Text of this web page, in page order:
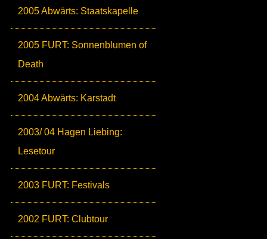
2005 Abwärts: Staatskapelle
2005 FURT: Sonnenblumen of
Death
2004 Abwärts: Karstadt
2003/ 04 Hagen Liebing:
Lesetour
2003 FURT: Festivals
2002 FURT: Clubtour